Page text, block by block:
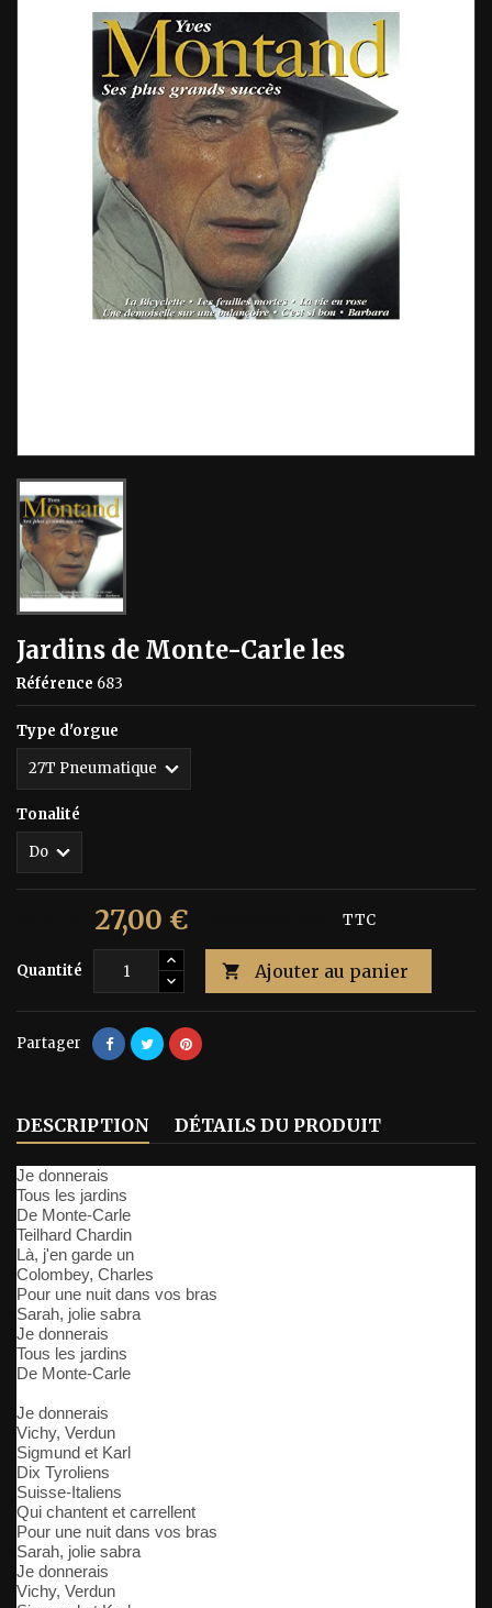
Jardins de Monte-Carle les
Référence 683
Type d'orgue
Tonalité
27,00 € TTC
Quantité  Ajouter au panier
Partager
DESCRIPTION DÉTAILS DU PRODUIT
Je donnerais
Tous les jardins
De Monte-Carle
Teilhard Chardin
Là, j'en garde un
Colombey, Charles
Pour une nuit dans vos bras
Sarah, jolie sabra
Je donnerais
Tous les jardins
De Monte-Carle
Je donnerais
Vichy, Verdun
Sigmund et Karl
Dix Tyroliens
Suisse-Italiens
Qui chantent et carrellent
Pour une nuit dans vos bras
Sarah, jolie sabra
Je donnerais
Vichy, Verdun